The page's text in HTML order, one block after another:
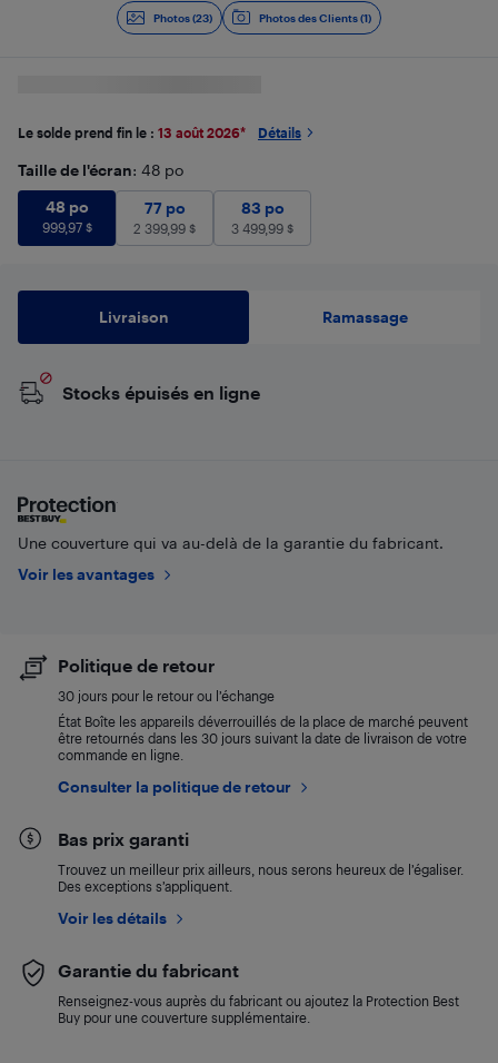
Photos (23) Photos des Clients (1)
Le solde prend fin le : 13 août 2026* Détails
Taille de l'écran: 48 po
48 po
999,97 $
48 po
999,97$
77 po 2 399,99$
77 po
2 399,99 $
83 po
83 po
3 499,99 $
Livraison Ramassage
Stocks épuisés en ligne
Une couverture qui va au-delà de la garantie du fabricant.
Voir les avantages
Politique de retour
30 jours pour le retour ou l’échange
État Boîte les appareils déverrouillés de la place de marché peuvent
être retournés dans les 30 jours suivant la date de livraison de votre
commande en ligne.
Consulter la politique de retour
Bas prix garanti
Trouvez un meilleur prix ailleurs, nous serons heureux de l’égaliser.
Des exceptions s’appliquent.
Voir les détails
Garantie du fabricant
Renseignez-vous auprès du fabricant ou ajoutez la Protection Best
Buy pour une couverture supplémentaire.